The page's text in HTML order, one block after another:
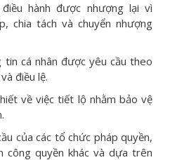
hành được nhượng lại vì
chia tách và chuyển nhượng
cá nhân được yêu cầu theo
điều lệ.
về việc tiết lộ nhằm bảo vệ
của các tổ chức pháp quyền,
công quyền khác và dựa trên